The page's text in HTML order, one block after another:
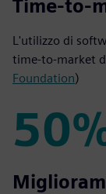
72%
Time-to-
L'utilizzo di
time-to-market
Foundation)
50%